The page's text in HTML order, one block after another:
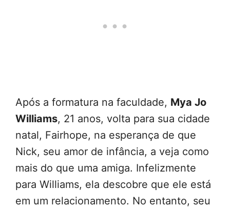
Após a formatura na faculdade, Mya Jo
Williams, 21 anos, volta para sua cidade
natal, Fairhope, na esperança de que
Nick, seu amor de infância, a veja como
mais do que uma amiga. Infelizmente
para Williams, ela descobre que ele está
em um relacionamento. No entanto, seu